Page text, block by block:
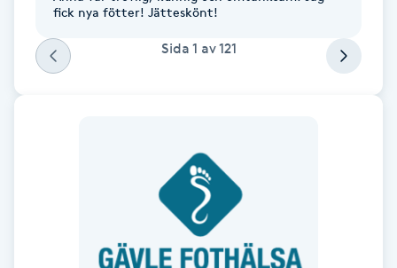
Damklippning
Enzympeeling
fick nya fötter! Jätteskönt!
Sida 1 av121